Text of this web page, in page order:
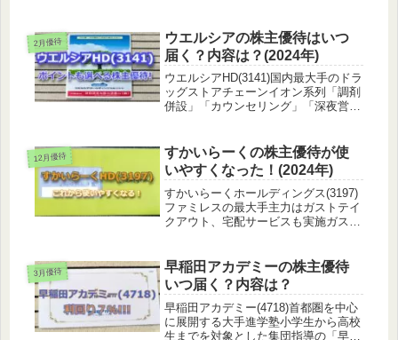
くに店舗がなくて見たことがないで
す…株主優待の内容薬王堂HDの株...
2月優待
ウエルシアの株主優待はいつ
届く？内容は？(2024年)
ウエルシアHD(3141)国内最大手のドラ
ッグストアチェーンイオン系列「調剤
併設」「カウンセリング」「深夜営
なっちゃったよね株主優待についてウ
エルシアからは優待...
12月優待
すかいらーくの株主優待が使
いやすくなった！(2024年)
すかいらーくホールディングス(3197)
ファミレスの最大手主力はガストテイ
クアウト、宅配サービスも実施ガスト
待についてすかいらーくからは優待券
がもらえます。公式HPはこちら...
3月優待
早稲田アカデミーの株主優待
いつ届く？内容は？
早稲田アカデミー(4718)首都圏を中心
に展開する大手進学塾小学生から高校
生までを対象とした集団指導の「早稲